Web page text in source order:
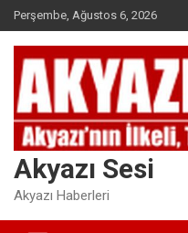
Skip
to
content
Perşembe, Ağustos 6, 2026
Akyazı Sesi
Akyazı Haberleri